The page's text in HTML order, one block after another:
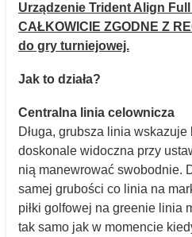
Urządzenie Trident Align
CAŁKOWICIE ZGODNE Z
do gry turniejowej.
Jak to działa?
Centralna linia celownicza
Długa, grubsza linia
doskonale widoczna przy
nią manewrować swobodnie.
samej grubości co linia na
piłki golfowej na greenie linia
tak samo jak w momencie